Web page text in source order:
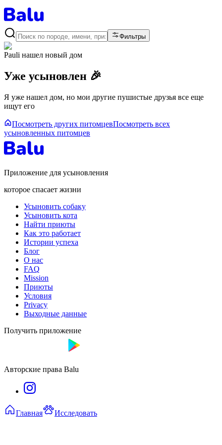
Фильтры
Pauli нашел новый дом
Уже усыновлен 🎉
Я уже нашел дом, но мои другие пушистые друзья все еще
ищут его
Посмотреть других питомцевПосмотреть всех
усыновленных питомцев
Приложение для усыновления
которое спасает жизни
Усыновить собаку
Усыновить кота
Найти приюты
Как это работает
Истории успеха
Блог
О нас
FAQ
Mission
Приюты
Условия
Privacy
Выходные данные
Получить приложение
Авторские права Balu
Главная Исследовать